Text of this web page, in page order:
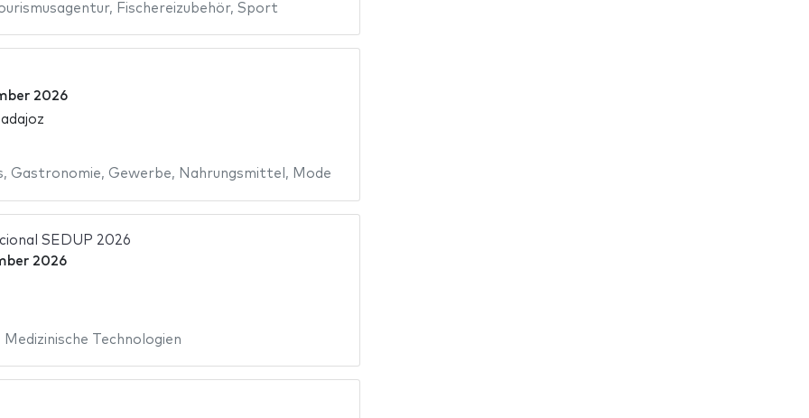
, Fischereizubehör, Sport
2026
, Gastronomie, Gewerbe, Nahrungsmittel , Mode
SEDUP 2026
2026
Medizinische Technologien